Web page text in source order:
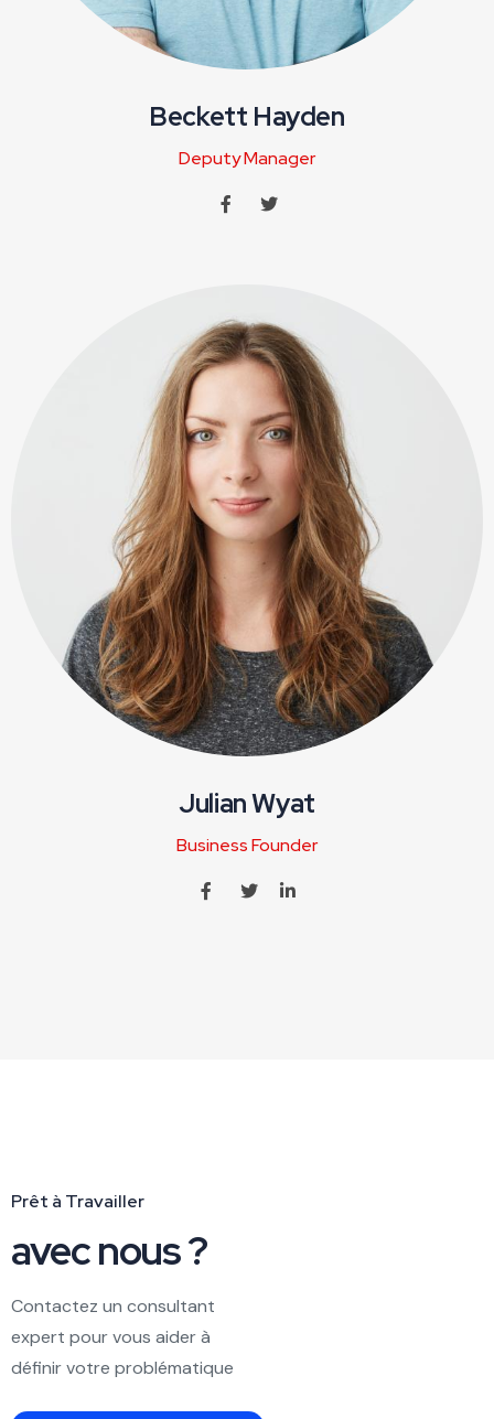
Beckett Hayden
Deputy Manager
Julian Wyat
Business Founder
Prêt à Travailler
avec nous ?
Contactez un consultant
expert pour vous aider à
définir votre problématique